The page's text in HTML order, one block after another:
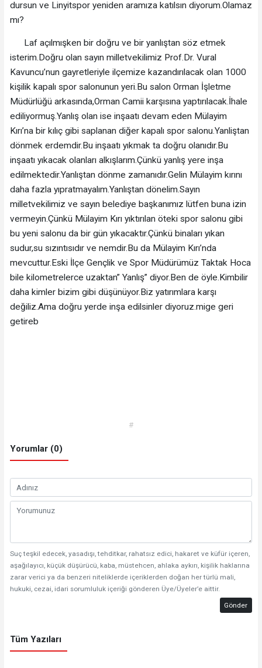
dursun ve Linyitspor yeniden aramıza katılsın diyorum.Olamaz
mı?
Laf açılmışken bir doğru ve bir yanlıştan söz etmek
isterim.Doğru olan sayın milletvekilimiz Prof.Dr. Vural
Kavuncu’nun gayretleriyle ilçemize kazandırılacak olan 1000
kişilik kapalı spor salonunun yeri.Bu salon Orman İşletme
Müdürlüğü arkasında,Orman Camii karşısına yaptırılacak.İhale
ediliyormuş.Yanlış olan ise inşaatı devam eden Mülayim
Kırı’na bir kılıç gibi saplanan diğer kapalı spor salonu.Yanliştan
dönmek erdemdir.Bu inşaatı yıkmak ta doğru olanıdır.Bu
inşaatı yıkacak olanları alkışlarım.Çünkü yanlış yere inşa
edilmektedir.Yanlıştan dönme zamanıdır.Gelin Mülayim kırını
daha fazla yıpratmayalım.Yanlıştan dönelim.Sayın
milletvekilimiz ve sayın belediye başkanımız lütfen buna izin
vermeyin.Çünkü Mülayim Kırı yıktırılan öteki spor salonu gibi
bu yeni salonu da bir gün yıkacaktır.Çünkü binaları yıkan
sudur,su sızıntısıdır ve nemdir.Bu da Mülayim Kırı’nda
mevcuttur.Eski İlçe Gençlik ve Spor Müdürümüz Taktak Hoca
bile kilometrelerce uzaktan” Yanlış” diyor.Ben de öyle.Kimbilir
daha kimler bizim gibi düşünüyor.Biz yatırımlara karşı
değiliz.Ama doğru yerde inşa edilsinler diyoruz.mige geri
getireb
#
Yorumlar (0)
Suç teşkil edecek, yasadışı, tehditkar, rahatsız edici, hakaret ve küfür içeren,
aşağılayıcı, küçük düşürücü, kaba, müstehcen, ahlaka aykırı, kişilik haklarına
zarar verici ya da benzeri niteliklerde içeriklerden doğan her türlü mali,
hukuki, cezai, idari sorumluluk içeriği gönderen Üye/Üyeler’e aittir.
Gönder
Tüm Yazıları